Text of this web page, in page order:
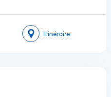
Itinéraire